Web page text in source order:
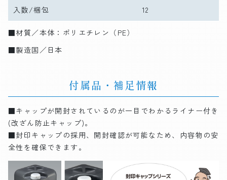
入数/梱包 12
■材質／本体：ポリエチレン（PE）
■製造国／日本
付属品・補足情報
■キャップが開封されているのが一目でわかるライナー付き
(改ざん防止キャップ)。
■封印キャップの採用、開封確認が可能なため、内容物の安
全性を確保できます。